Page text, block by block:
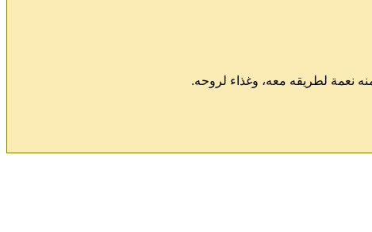
نعمة لطريقه معه، وغذاء لروحه.